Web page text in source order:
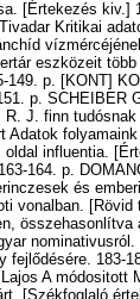
[Értekezés kiv.]
Kritikai
eszközeit
p. [KONT]
p. SCHEIBER
R. J. finn
influentia.
164. p.
és
vonalban. [Rövid
összehasonlítva
183-
A módositott
[Székfoglaló